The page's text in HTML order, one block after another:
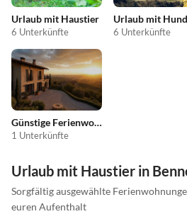
Urlaub mit Haustier
6 Unterkünfte
Urlaub mit Hund
6 Unterkünfte
Günstige Ferienwohnungen
1 Unterkünfte
Urlaub mit Haustier in
Sorgfältig ausgewählte
euren Aufenthalt